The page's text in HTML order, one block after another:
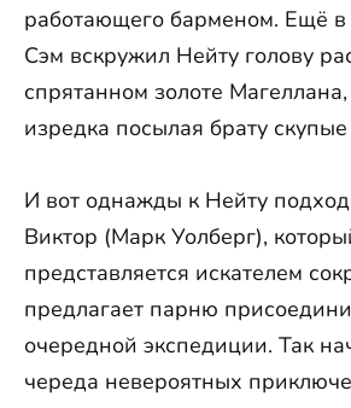
работающего барменом. Ещё в
Сэм вскружил Нейту голову
спрятанном золоте Магеллана,
изредка посылая брату скупые
И вот однажды к Нейту
Виктор (Марк Уолберг),
представляется искателем
предлагает парню
очередной экспедиции. Так
череда невероятных